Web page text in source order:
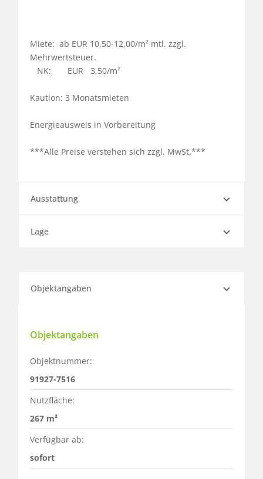
Miete:  ab EUR 10,50-12,00/m² mtl. zzgl.
Mehrwertsteuer.
Kaution: 3 Monatsmieten
Energieausweis in Vorbereitung
***Alle Preise verstehen sich zzgl. MwSt.***
Ausstattung
Lage
Objektangaben
Objektangaben
Objektnummer:
91927-7516
Nutzfläche:
267 m²
Verfügbar ab:
sofort